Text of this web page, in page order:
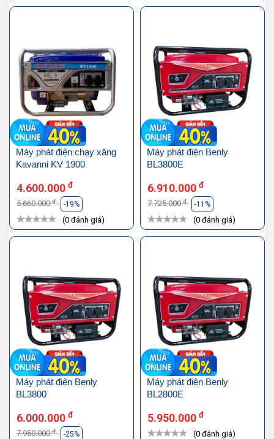
Máy phát điện chạy xăng
Kavanni KV 1900
4.600.000 đ
5.660.000đ -19%
(0 đánh giá)
Máy phát điện Benly
BL3800E
6.910.000 đ
7.725.000đ -11%
(0 đánh giá)
Máy phát điện Benly
BL3800
6.000.000 đ
7.950.000đ -25%
Máy phát điện Benly
BL2800E
5.950.000 đ
(0 đánh giá)